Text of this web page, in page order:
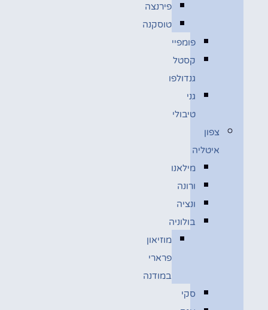
פירנצה
טוסקנה
פומפיי
קסטל
גנדולפו
גני
טיבולי
צפון
איטליה
מילאנו
ורונה
ונציה
בולוניה
מוזיאון
פרארי
במודנה
סקי